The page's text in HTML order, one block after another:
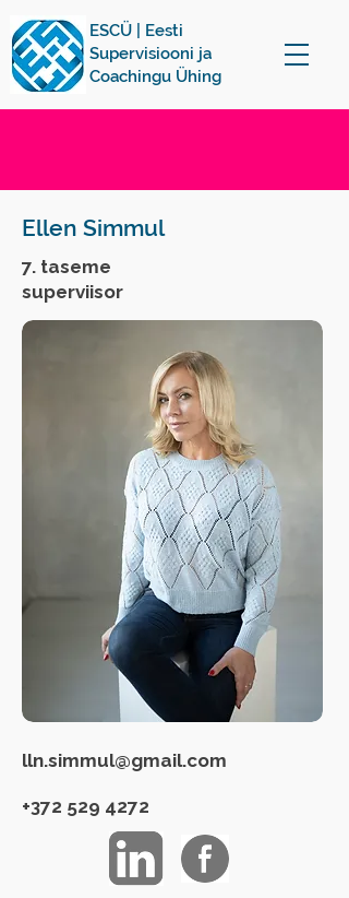
ESCÜ | Eesti
Supervisiooni ja
Coachingu Ühing
Ellen Simmul
7. taseme
superviisor
lln.simmul@gmail.com
+372 529 4272